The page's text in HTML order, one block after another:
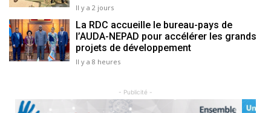
Il y a 2 jours
La RDC accueille le bureau-pays de
l’AUDA-NEPAD pour accélérer les grands
projets de développement
Il y a 8 heures
- Publicité -